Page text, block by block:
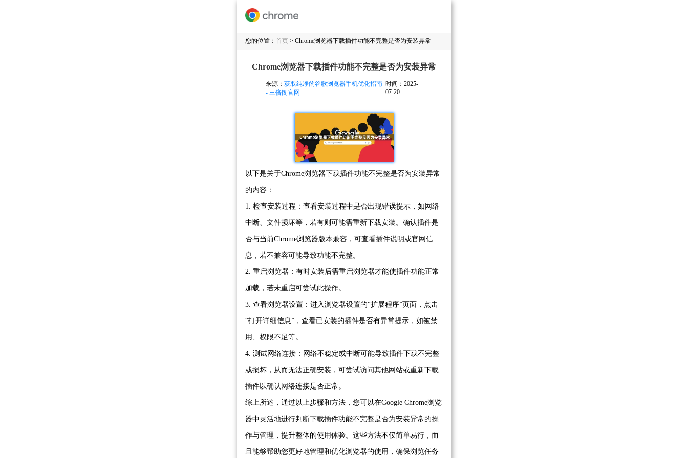
您的位置： 首页 > Chrome浏览器下载插件功能不完整是否为安装异常
Chrome浏览器下载插件功能不完整是否为安装异常
来源： 获取纯净的谷歌浏览器手机优化指南
- 三倍阁官网
时间：2025-
07-20
以下是关于Chrome浏览器下载插件功能不完整是否为安装异常
的内容：
1. 检查安装过程：查看安装过程中是否出现错误提示，如网络
中断、文件损坏等，若有则可能需重新下载安装。确认插件是
否与当前Chrome浏览器版本兼容，可查看插件说明或官网信
息，若不兼容可能导致功能不完整。
2. 重启浏览器：有时安装后需重启浏览器才能使插件功能正常
加载，若未重启可尝试此操作。
3. 查看浏览器设置：进入浏览器设置的“扩展程序”页面，点击
“打开详细信息”，查看已安装的插件是否有异常提示，如被禁
用、权限不足等。
4. 测试网络连接：网络不稳定或中断可能导致插件下载不完整
或损坏，从而无法正确安装，可尝试访问其他网站或重新下载
插件以确认网络连接是否正常。
综上所述，通过以上步骤和方法，您可以在Google Chrome浏览
器中灵活地进行判断下载插件功能不完整是否为安装异常的操
作与管理，提升整体的使用体验。这些方法不仅简单易行，而
且能够帮助您更好地管理和优化浏览器的使用，确保浏览任务